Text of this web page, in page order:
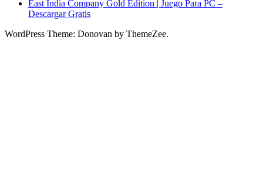
East India Company Gold Edition | Juego Para PC –
Descargar Gratis
WordPress Theme: Donovan by ThemeZee.